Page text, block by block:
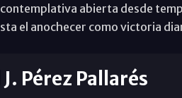
abierta desde
el anochecer como victoria
Pérez Pallarés